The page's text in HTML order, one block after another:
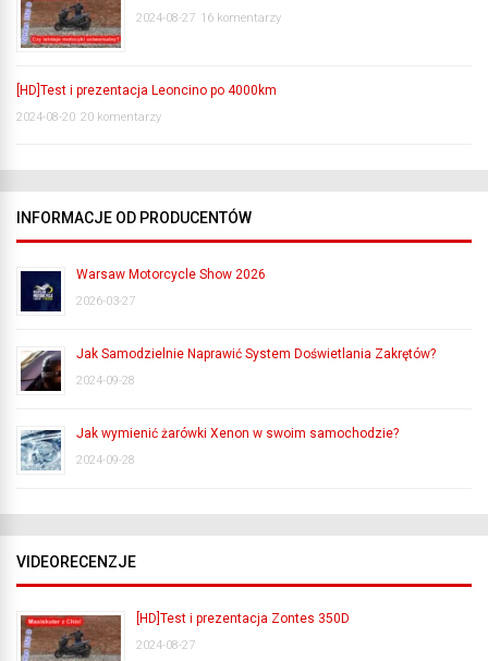
2024-08-27 16 komentarzy
[HD]Test i prezentacja Leoncino po 4000km
2024-08-20 20 komentarzy
INFORMACJE OD PRODUCENTÓW
Warsaw Motorcycle Show 2026
2026-03-27
Jak Samodzielnie Naprawić System Doświetlania Zakrętów?
2024-09-28
Jak wymienić żarówki Xenon w swoim samochodzie?
2024-09-28
VIDEORECENZJE
[HD]Test i prezentacja Zontes 350D
2024-08-27